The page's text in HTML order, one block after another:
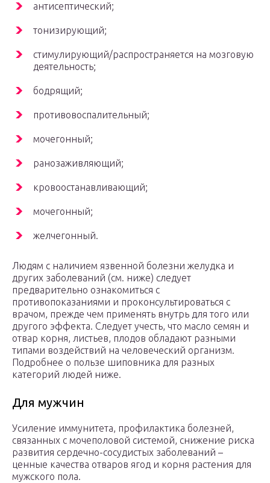
антисептический;
тонизирующий;
стимулирующий/распространяется на мозговую
деятельность;
бодрящий;
противовоспалительный;
мочегонный;
ранозаживляющий;
кровоостанавливающий;
мочегонный;
желчегонный.
Людям с наличием язвенной болезни желудка и
других заболеваний (см. ниже) следует
предварительно ознакомиться с
противопоказаниями и проконсультироваться с
врачом, прежде чем применять внутрь для того или
другого эффекта. Следует учесть, что масло семян и
отвар корня, листьев, плодов обладают разными
типами воздействий на человеческий организм.
Подробнее о пользе шиповника для разных
категорий людей ниже.
Для мужчин
Усиление иммунитета, профилактика болезней,
связанных с мочеполовой системой, снижение риска
развития сердечно-сосудистых заболеваний –
ценные качества отваров ягод и корня растения для
мужского пола.